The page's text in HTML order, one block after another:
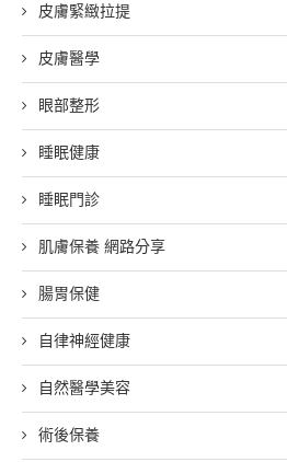
皮膚緊緻拉提
皮膚醫學
眼部整形
睡眠健康
睡眠門診
肌膚保養 網路分享
腸胃保健
自律神經健康
自然醫學美容
術後保養